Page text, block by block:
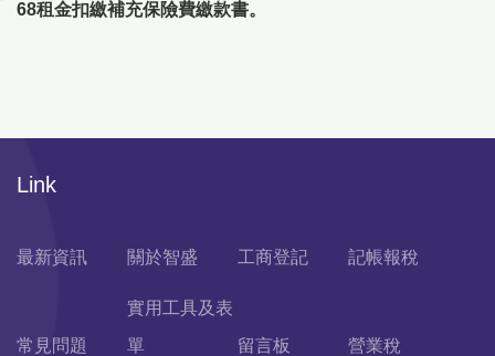
68租金扣繳補充保險費繳款書。
Link
最新資訊 關於智盛 工商登記 記帳報稅
常見問題
實用工具及表
單
留言板 營業稅